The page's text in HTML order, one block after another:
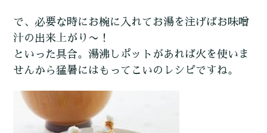
で、必要な時にお椀に入れてお湯を注げばお味噌
汁の出来上がり〜！
といった具合。湯沸しポットがあれば火を使いま
せんから猛暑にはもってこいのレシピですね。